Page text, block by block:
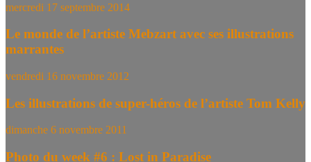
mercredi 17 septembre 2014
Le monde de l’artiste Mebzart avec ses illustrations
marrantes
vendredi 16 novembre 2012
Les illustrations de super-héros de l’artiste Tom Kelly
dimanche 6 novembre 2011
Photo du week #6 : Lost in Paradise